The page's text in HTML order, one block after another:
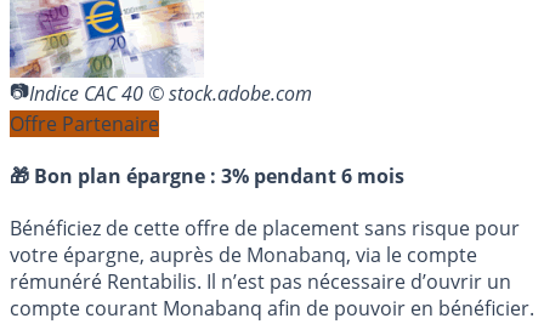
Indice CAC 40 © stock.adobe.com
Offre Partenaire
🎁 Bon plan épargne : 3% pendant 6 mois
Bénéficiez de cette offre de placement sans risque pour
votre épargne, auprès de Monabanq, via le compte
rémunéré Rentabilis. Il n’est pas nécessaire d’ouvrir un
compte courant Monabanq afin de pouvoir en bénéficier.